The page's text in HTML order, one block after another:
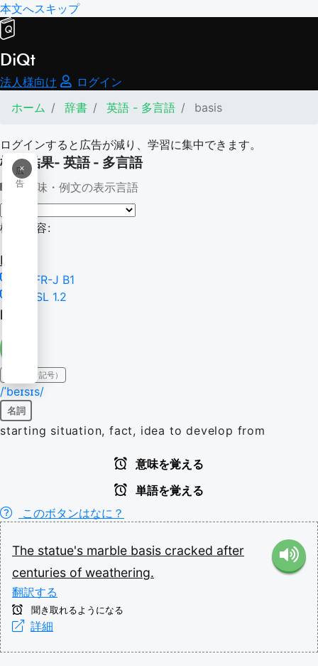
本文へスキップ
DiQt
法人様向け
ログイン
ホーム
辞書 英語 - 多言語 basis
ログインすると広告が減り、学習に集中できます。
×
広
告
検索結果- 英語 - 多言語
意味・例文の表示言語
検索内容:
basis
CEFR-J B1
NGSL 1.2
basis
IPA（発音記号）
/ˈbeɪsɪs/
名詞
starting situation, fact, idea to develop from
意味を覚える
単語を覚える
このボタンはなに？
The statue's marble basis cracked after
centuries of weathering.
翻訳する
聞き取れるようになる
詳細